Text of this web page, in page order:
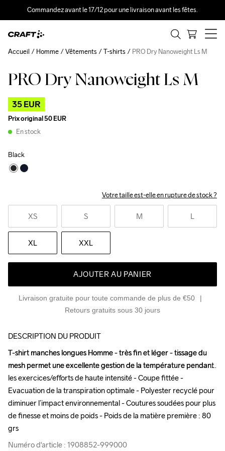
Commandez avant le 17/12 pour une livraison avant les fêtes.
PRO Dry Nanoweight Ls M
35 EUR
Prix original50 EUR
En stock
Black
Votre taille est-elle en rupture de stock ?
XS S M L
XL XXL
AJOUTER AU PANIER
Livraison gratuite pour toute commande de plus de €50
Retours gratuits sous 30 jours
Accueil Homme Vêtements T-shirts PRO Dry Nanoweight Ls M
Outlet
DESCRIPTION DU PRODUIT
T-shirt manches longues Homme - très fin et léger - tissage du
mesh permet une excellente gestion de la température pendant
les exercices/efforts de haute intensité - Coupe fittée -
Evacuation de la transpiration optimale - Polyester recyclé pour
diminuer l’impact environnemental - Coutures soudées pour plus
de finesse et moins de poids - Poids de la matière première : 80
grs
Numéro d'article : 1908852-999000
T-shirt manches longues Homme - très fin et léger - tissage du
mesh permet une excellente gestion de la température pendant
les exercices/efforts de haute intensité - Coupe fittée -
Evacuation de la transpiration optimale - Polyester recyclé pour
diminuer l’impact environnemental - Coutures soudées pour plus
de finesse et moins de poids - Poids de la matière première : 80
grs
Numéro d'article : 1908852-999000